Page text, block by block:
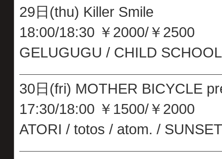
29日(thu) Killer Smile
18:00/18:30 ￥2000/￥2500
GELUGUGU / CHILD
30日(fri) MOTHER BICYCLE
17:30/18:00 ￥1500/￥2000
ATORI / totos / atom. /